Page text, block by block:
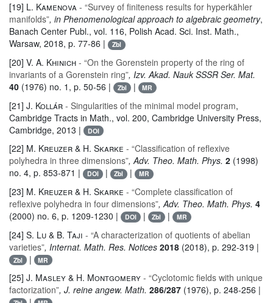
[19] L. Kamenova - “Survey of finiteness results for hyperkähler
manifolds”, in Phenomenological approach to algebraic geometry,
Banach Center Publ., vol. 116, Polish Acad. Sci. Inst. Math.,
Warsaw, 2018, p. 77-86 |
Zbl
[20] V. A. Khinich - “On the Gorenstein property of the ring of
invariants of a Gorenstein ring”, Izv. Akad. Nauk SSSR Ser. Mat.
40 (1976) no. 1, p. 50-56 | Zbl | MR
[21] J. Kollár - Singularities of the minimal model program,
Cambridge Tracts in Math., vol. 200, Cambridge University Press,
Cambridge, 2013 |
DOI
[22] M. Kreuzer & H. Skarke - “Classification of reflexive
polyhedra in three dimensions”, Adv. Theo. Math. Phys. 2 (1998)
no. 4, p. 853-871 |
DOI | Zbl | MR
[23] M. Kreuzer & H. Skarke - “Complete classification of
reflexive polyhedra in four dimensions”, Adv. Theo. Math. Phys. 4
(2000) no. 6, p. 1209-1230 |
DOI | Zbl | MR
[24] S. Lu & B. Taji - “A characterization of quotients of abelian
varieties”, Internat. Math. Res. Notices 2018 (2018), p. 292-319 |
Zbl | MR
[25] J. Masley & H. Montgomery - “Cyclotomic fields with unique
factorization”, J. reine angew. Math. 286/287 (1976), p. 248-256 |